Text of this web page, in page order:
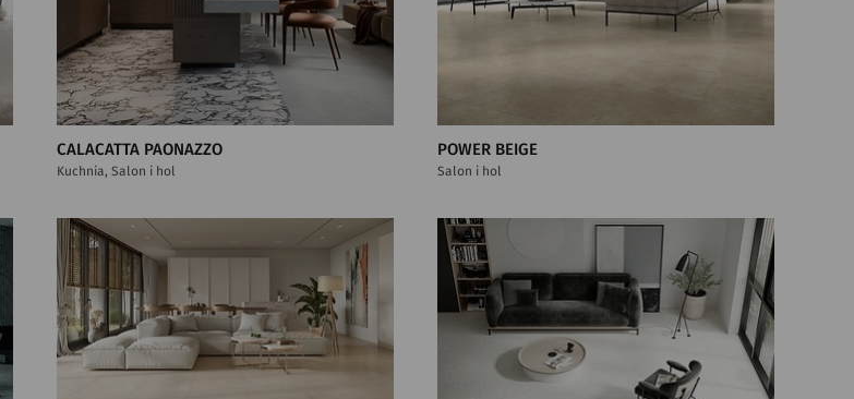
CALACATTA PAONAZZO
Kuchnia, Salon i hol
POWER BEIGE
Salon i hol